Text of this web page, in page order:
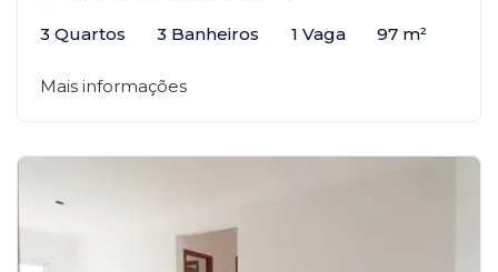
3 Quartos 3 Banheiros 1 Vaga 97 m²
Mais informações